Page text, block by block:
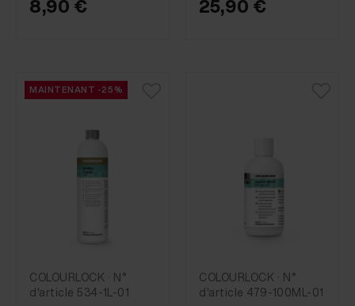
8,90 € 25,90 €
MAINTENANT -25%
COLOURLOCK · N°
d'article 534-1L-01
COLOURLOCK · N°
d'article 479-100ML-01